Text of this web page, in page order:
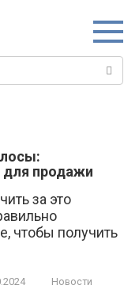
для продажи
за это
чтобы получить
Новости